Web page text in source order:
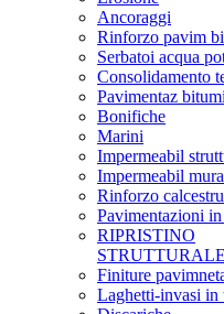
Ancoraggi
Rinforzo pavim
Serbatoi acqua
Consolidamento
Pavimentaz
Bonifiche
Marini
Impermeabil
Impermeabil
Rinforzo
Pavimentazioni in
RIPRISTINO
STRUTTURALE
Finiture
Laghetti-invasi in